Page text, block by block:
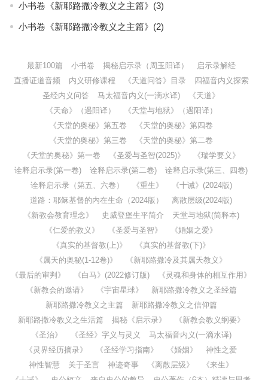
小书卷《新耶路撒冷教义之主篇》(3)
小书卷《新耶路撒冷教义之主篇》(2)
最新100篇 小书卷 揭秘启示录（周玉阳译）
启示录解经
直播证道音频
内义研修课程 《天道问答》目录
四福音内义探索
圣经内义问答
马太福音内义(一滴水译)
《天道》
《天命》（遇阳译）
《天堂与地狱》（遇阳译）
《天堂的奥秘》第五卷
《天堂的奥秘》第四卷
《天堂的奥秘》第三卷
《天堂的奥秘》第二卷
《天堂的奥秘》第一卷
《圣爱与圣智(2025)》
《瑞学要义》
诠释启示录(第一卷)
诠释启示录(第二卷)
诠释启示录(第三、四卷)
诠释启示录（第五、六卷）
《重生》
《十诫》(2024版)
道路：耶稣基督的内在生命（2024版）
离散层级(2024版)
《新教会教育理念》
史威登堡生平简介
天堂与地狱(简释本)
《仁爱的教义》
《圣爱与圣智》
《婚姻之爱》
《真实的基督教(上)》
《真实的基督教(下)》
《属天的奥秘(1-12卷)》
《新耶路撒冷及其属天教义》
《最后的审判》
《白马》(2022修订版)
《灵魂和身体的相互作用》
《新教会的邀请》
《宇宙星球》
新耶路撒冷教义之圣经篇
新耶路撒冷教义之主篇
新耶路撒冷教义之信仰篇
新耶路撒冷教义之生活篇
揭秘《启示录》
《新教会教义纲要》
《圣治》
《圣经》字义与灵义
马太福音内义(一滴水译)
《灵界经历摘录》
《圣经学习指南》 《婚姻》
神性之爱
神性智慧
关于圣言 神迹奇事 《离散层级》
《来生》